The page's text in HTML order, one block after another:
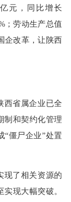
元，同比增长
；劳动生产总值
企改革，让陕西
西省属企业已全
制和契约化管理
“僵尸企业”处置
现了相关资源的
现大幅突破。